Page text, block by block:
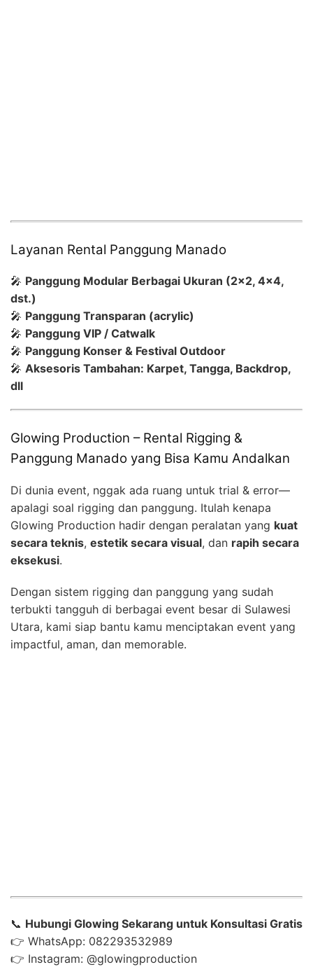
Layanan Rental Panggung Manado
🎤 Panggung Modular Berbagai Ukuran (2×2, 4×4,
dst.)
🎤 Panggung Transparan (acrylic)
🎤 Panggung VIP / Catwalk
🎤 Panggung Konser & Festival Outdoor
🎤 Aksesoris Tambahan: Karpet, Tangga, Backdrop,
dll
Glowing Production – Rental Rigging &
Panggung Manado yang Bisa Kamu Andalkan
Di dunia event, nggak ada ruang untuk trial & error—
apalagi soal rigging dan panggung. Itulah kenapa
Glowing Production hadir dengan peralatan yang kuat
secara teknis, estetik secara visual, dan rapih secara
eksekusi.
Dengan sistem rigging dan panggung yang sudah
terbukti tangguh di berbagai event besar di Sulawesi
Utara, kami siap bantu kamu menciptakan event yang
impactful, aman, dan memorable.
📞 Hubungi Glowing Sekarang untuk Konsultasi Gratis
👉 WhatsApp: 082293532989
👉 Instagram: @glowingproduction